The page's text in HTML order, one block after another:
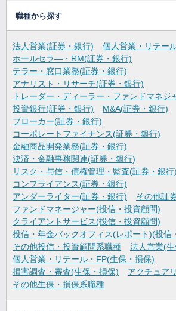
職種から探す
法人営業(証券・銀行)
個人営業・リテー
ホールセラ―・RM(証券・銀行)
テラー・窓口業務(証券・銀行)
アナリスト・リサーチ(証券・銀行)
トレーダー・ディーラー・ファンドマネジ
投資銀行(証券・銀行)
M&A(証券・銀行)
ブローカー(証券・銀行)
コーポレートファイナンス(証券・銀行)
金融商品開発業務(証券・銀行)
決済・金融事務関連(証券・銀行)
リスク・与信・債権管理・監査(証券・銀行)
コンプライアンス(証券・銀行)
アンダーライター(証券・銀行)
その他証
ファンドマネージャー(投信・投資顧問)
クライアントサービス(投信・投資顧問)
投信・年金バックオフィス(レポート)(投信
その他投信・投資顧問系職種
法人営業(
個人営業・リテール・FP(生保・損保)
損害調査・審査(生保・損保)
アクチュア
その他生保・損保系職種